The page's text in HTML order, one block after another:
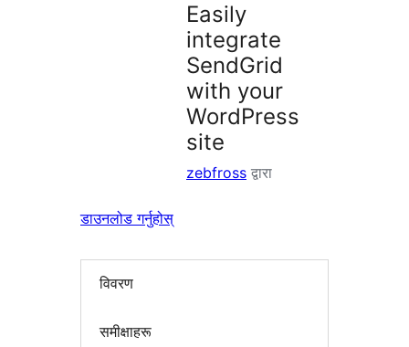
Easily
integrate
SendGrid
with your
WordPress
site
zebfross द्वारा
डाउनलोड गर्नुहोस्
विवरण
समीक्षाहरू